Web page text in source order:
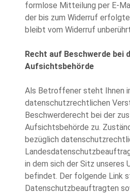
formlose Mitteilung per E-
der bis zum Widerruf
bleibt vom Widerruf
Recht auf Beschwerde bei
Aufsichtsbehörde
Als Betroffener steht Ihnen
datenschutzrechtlichen
Beschwerderecht bei der
Aufsichtsbehörde zu.
bezüglich
in dem sich der Sitz unseres
befindet. Der folgende Link
Datenschutzbeauftragten